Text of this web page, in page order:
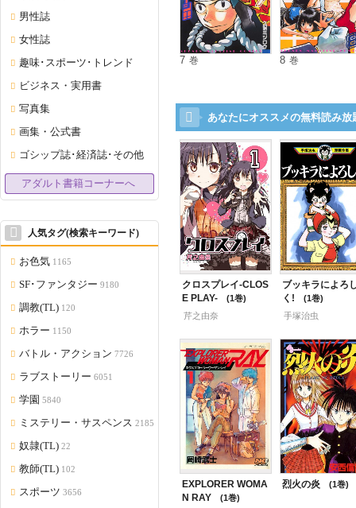
7 巻 8 巻
あなたにオススメの無料読み放
クロスプレイ-CLOS
E PLAY-
1
芹之由奈
ブッキラによろ
く!
1
手塚治虫
EXPLORER WOMA
N RAY
1
烈火の炎 1
男性誌
女性誌
趣味･スポーツ･トレンド
ビジネス・実用書
写真集
画集・公式書
ゴシップ誌･経済誌･その他
アダルト書籍コーナーへ
人気タグ(検索キーワード)
お色気 1165
SF･ファンタジー 9180
調教(TL) 120
ホラー 1150
バトル・アクション 7726
ラブストーリー 6051
学園 5840
ミステリー・サスペンス 2185
奴隷(TL) 22
教師(TL) 102
スポーツ 3656